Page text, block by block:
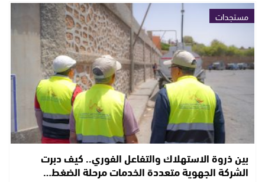
مستجدات
بين ذروة الاستهلاك والتفاعل الفوري.. كيف دبرت
الشركة الجهوية متعددة الخدمات مرحلة الضغط…